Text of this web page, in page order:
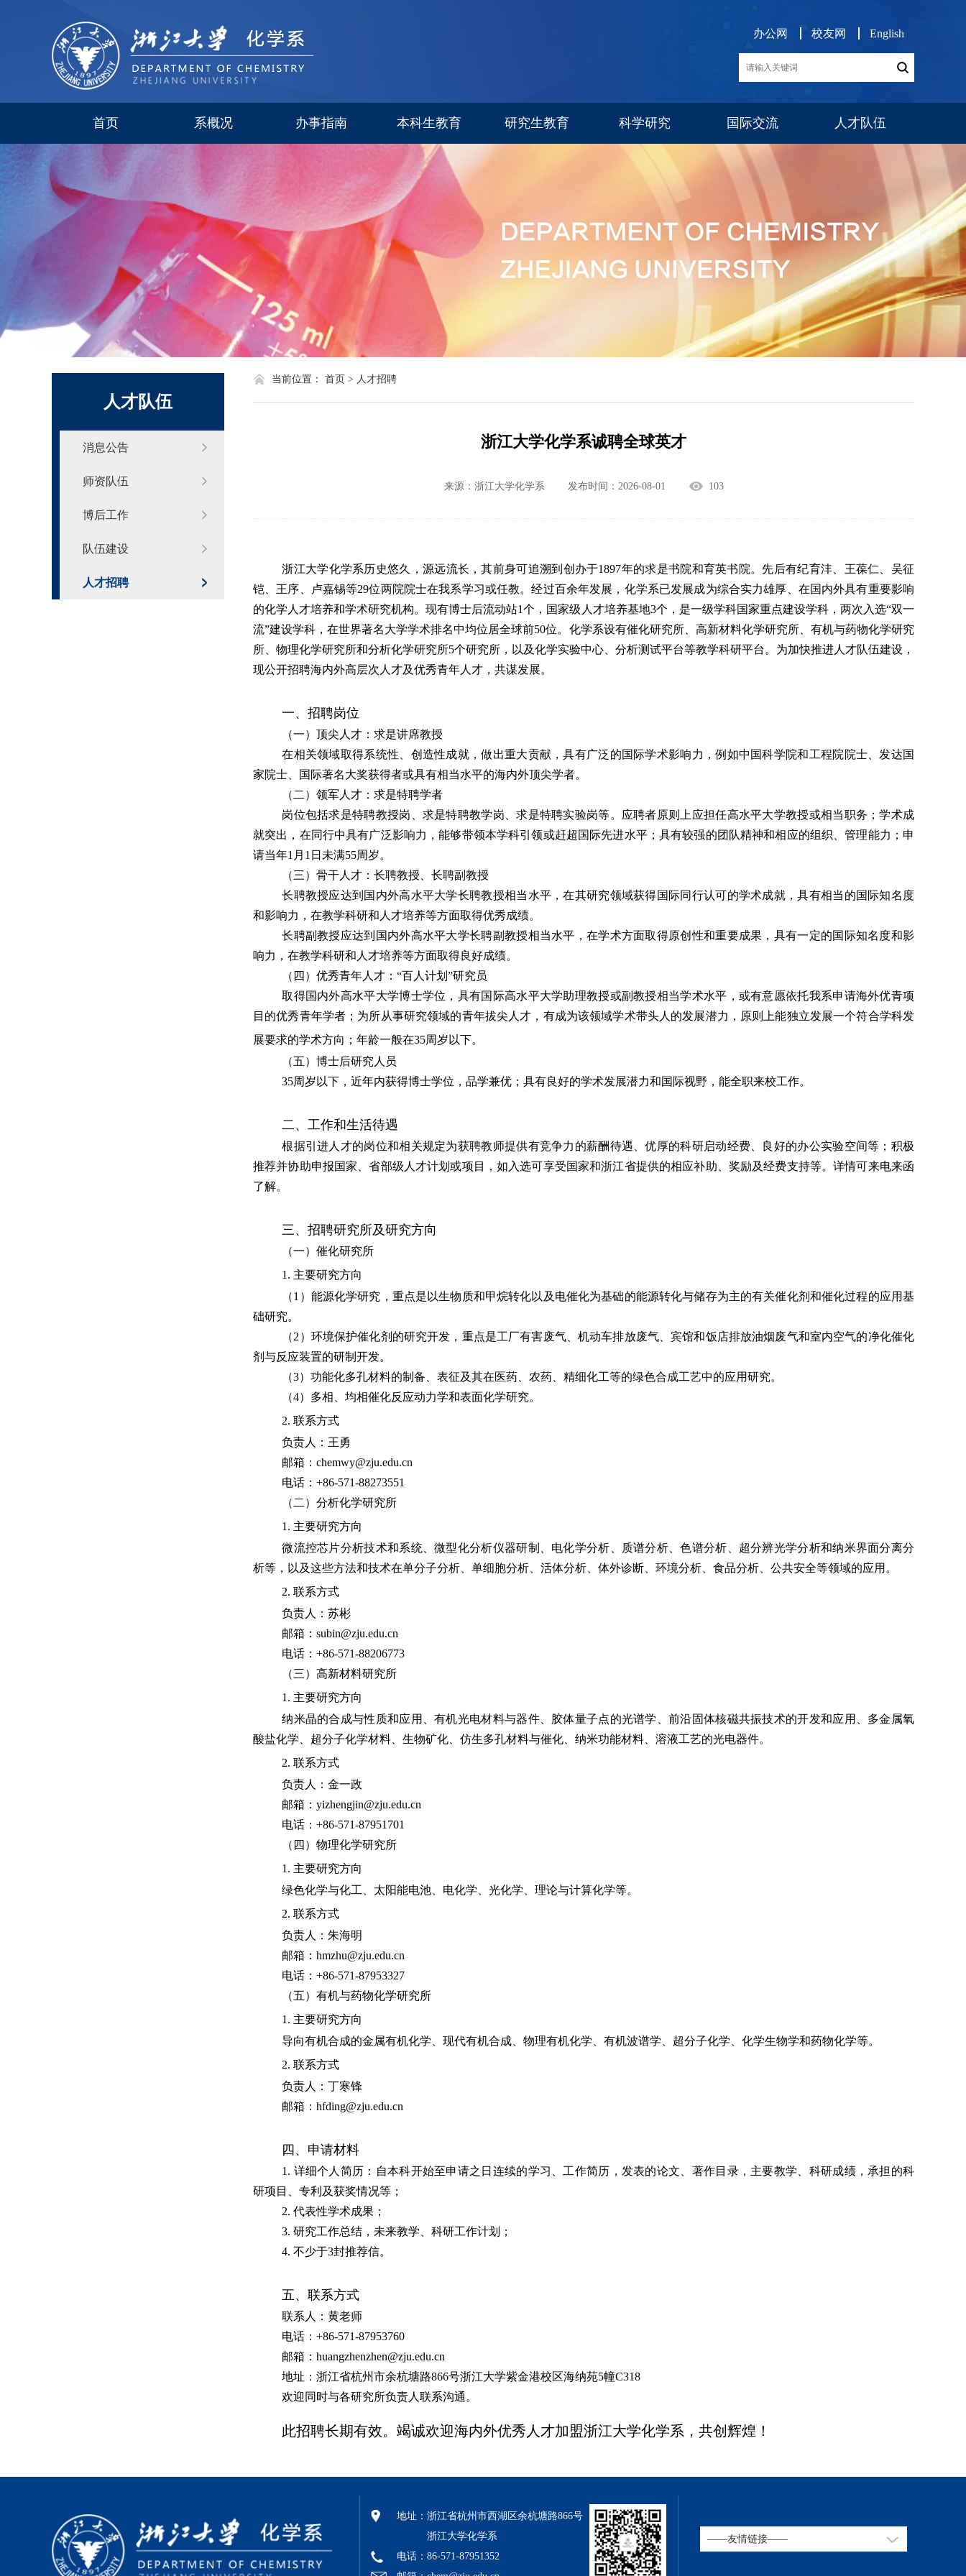
办公网 校友网 English
首页 系概况
现任领导
研究所
委员会
历史沿革
化学系标识
办事指南 本科生教育
专业设置
招生简章
研究生教育
研究生导师
科学研究 国际交流
交流项目
人才队伍
博后工作
队伍建设
人才招聘
人才队伍
消息公告
师资队伍
博后工作
队伍建设
人才招聘
当前位置： 首页 > 人才招聘
浙江大学化学系诚聘全球英才
来源：浙江大学化学系 发布时间：2026-08-01 103
浙江大学化学系历史悠久，源远流长，其前身可追溯到创办于1897年的求是书院和育英书院。先后有纪育沣、王葆仁、吴征
铠、王序、卢嘉锡等29位两院院士在我系学习或任教。经过百余年发展，化学系已发展成为综合实力雄厚、在国内外具有重要影响
的化学人才培养和学术研究机构。现有博士后流动站1个，国家级人才培养基地3个，是一级学科国家重点建设学科，两次入选“双一
流”建设学科，在世界著名大学学术排名中均位居全球前50位。化学系设有催化研究所、高新材料化学研究所、有机与药物化学研究
所、物理化学研究所和分析化学研究所5个研究所，以及化学实验中心、分析测试平台等教学科研平台。为加快推进人才队伍建设，
现公开招聘海内外高层次人才及优秀青年人才，共谋发展。
一、招聘岗位
（一）顶尖人才：求是讲席教授
在相关领域取得系统性、创造性成就，做出重大贡献，具有广泛的国际学术影响力，例如中国科学院和工程院院士、发达国
家院士、国际著名大奖获得者或具有相当水平的海内外顶尖学者。
（二）领军人才：求是特聘学者
岗位包括求是特聘教授岗、求是特聘教学岗、求是特聘实验岗等。应聘者原则上应担任高水平大学教授或相当职务；学术成
就突出，在同行中具有广泛影响力，能够带领本学科引领或赶超国际先进水平；具有较强的团队精神和相应的组织、管理能力；申
请当年1 月 1 日未满55周岁。
（三）骨干人才：长聘教授、长聘副教授
长聘教授应达到国内外高水平大学长聘教授相当水平，在其研究领域获得国际同行认可的学术成就，具有相当的国际知名度
和影响力，在教学科研和人才培养等方面取得优秀成绩。
长聘副教授应达到国内外高水平大学长聘副教授相当水平，在学术方面取得原创性和重要成果，具有一定的国际知名度和影
响力，在教学科研和人才培养等方面取得良好成绩。
（四）优秀青年人才：“百人计划”研究员
取得国内外高水平大学博士学位，具有国际高水平大学助理教授或副教授相当学术水平，或有意愿依托我系申请海外优青项
目的优秀青年学者；为所从事研究领域的青年拔尖人才，有成为该领域学术带头人的发展潜力，原则上能独立发展一个符合学科发
展要求的学术方向；年龄一般在35周岁 以下。
（五）博士后研究人员
35周岁以下，近年内获得博士学位，品学兼优；具有良好的学术发展潜力和国际视野，能全职来校工作。
二、工作和生活待遇
根据引进人才的岗位和相关规定为获聘教师提供有竞争力的薪酬待遇、优厚的科研启动经费、良好的办公实验空间等；积极
推荐并协助申报国家、省部级人才计划或项目，如入选可享受国家和浙江省提供的相应补助、奖励及经费支持等。详情可来电来函
了解。
三、招聘研究所及研究方向
（一）催化研究所
1. 主要研究方向
（1 ）能源化学研究，重点是以生物质和甲烷转化以及电催化为基础的能源转化与储存为主的有关催化剂和催化过程的应用基
础研究。
（2 ）环境保护催化剂的研究开发，重点是工厂有害废气、机动车排放废气、宾馆和饭店排放油烟废气和室内空气的净化催化
剂与反应装置的研制开发。
（3）功能化多孔材料的制备、表征及其在医药、农药、精细化工等的绿色合成工艺中的应用研究。
（4）多相、均相催化反应动力学和表面化学研究。
2.联系方式
负责人：王勇
邮箱：chemwy@zju.edu.cn
电话：+86-571-88273551
（二）分析化学研究所
1. 主要研究方向
微流控芯片分析技术和系统、微型化分析仪器研制、电化学分析、质谱分析、色谱分析、超分辨光学分析和纳米界面分离分
析等，以及这些方法和技术在单分子分析、单细胞分析、活体分析、体外诊断、环境分析、食品分析、公共安全等领域的应用。
2.联系方式
负责人：苏彬
邮箱：subin@zju.edu.cn
电话：+86-571-88206773
（三）高新材料研究所
1. 主要研究方向
纳米晶的合成与性质和应用、有机光电材料与器件、胶体量子点的光谱学、前沿固体核磁共振技术的开发和应用、多金属氧
酸盐化学、超分子化学材料、生物矿化、仿生多孔材料与催化、纳米功能材料、溶液工艺的光电器件。
2.联系方式
负责人：金一政
邮箱：yizhengjin@zju.edu.cn
电话：+86-571-87951701
（四）物理化学研究所
1. 主要研究方向
绿色化学与化工、太阳能电池、电化学、光化学、理论与计算化学等。
2.联系方式
负责人：朱海明
邮箱：hmzhu@zju.edu.cn
电话：+86-571-87953327
（五）有机与药物化学研究所
1. 主要研究方向
导向有机合成的金属有机化学、现代有机合成、物理有机化学、有机波谱学、超分子化学、化学生物学和药物化学等。
2.联系方式
负责人：丁寒锋
邮箱：hfding@zju.edu.cn
四、申请材料
1. 详细个人简历：自本科开始至申请之日连续的学习、工作简历，发表的论文、著作目录，主要教学、科研成绩，承担的科
研项目、专利及获奖情况等；
2.代表性学术成果；
3.研究工作总结，未来教学、科研工作计划；
4.不少于3封推荐信。
五、联系方式
联系人：黄老师
电话：+86-571-87953760
邮箱：huangzhenzhen@zju.edu.cn
地址：浙江省杭州市余杭塘路866号浙江大学紫金港校区海纳苑5幢C318
欢迎同时与各研究所负责人联系沟通。
此招聘长期有效。竭诚欢迎海内外优秀人才加盟浙江大学化学系，共创辉煌！
地址：浙江省杭州市西湖区余杭塘路866号
浙江大学化学系
电话：86-571-87951352